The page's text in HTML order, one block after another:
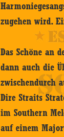
zugehen wird.
Das Schöne an
dann auch die
zwischendurch
Dire Straits
im Southern
auf einem